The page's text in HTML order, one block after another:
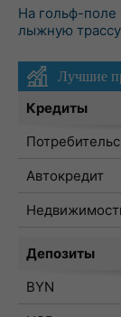
На гольф-
лыжную трассу
Лучшие
Кредиты
Автокредит
Депозиты
BYN